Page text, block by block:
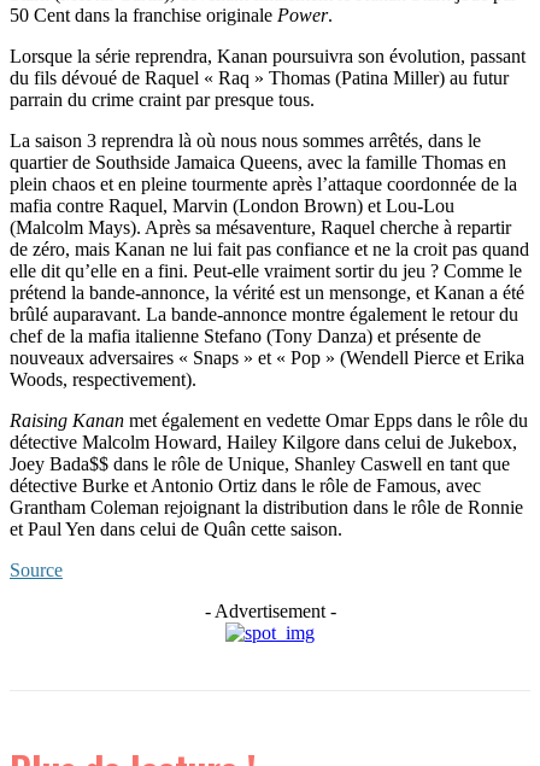
50 Cent dans la franchise originale Power.
Lorsque la série reprendra, Kanan poursuivra son évolution, passant
du fils dévoué de Raquel « Raq » Thomas (Patina Miller) au futur
parrain du crime craint par presque tous.
La saison 3 reprendra là où nous nous sommes arrêtés, dans le
quartier de Southside Jamaica Queens, avec la famille Thomas en
plein chaos et en pleine tourmente après l’attaque coordonnée de la
mafia contre Raquel, Marvin (London Brown) et Lou-Lou
(Malcolm Mays). Après sa mésaventure, Raquel cherche à repartir
de zéro, mais Kanan ne lui fait pas confiance et ne la croit pas quand
elle dit qu’elle en a fini. Peut-elle vraiment sortir du jeu ? Comme le
prétend la bande-annonce, la vérité est un mensonge, et Kanan a été
brûlé auparavant. La bande-annonce montre également le retour du
chef de la mafia italienne Stefano (Tony Danza) et présente de
nouveaux adversaires « Snaps » et « Pop » (Wendell Pierce et Erika
Woods, respectivement).
Raising Kanan met également en vedette Omar Epps dans le rôle du
détective Malcolm Howard, Hailey Kilgore dans celui de Jukebox,
Joey Bada$$ dans le rôle de Unique, Shanley Caswell en tant que
détective Burke et Antonio Ortiz dans le rôle de Famous, avec
Grantham Coleman rejoignant la distribution dans le rôle de Ronnie
et Paul Yen dans celui de Quân cette saison.
Source
- Advertisement -